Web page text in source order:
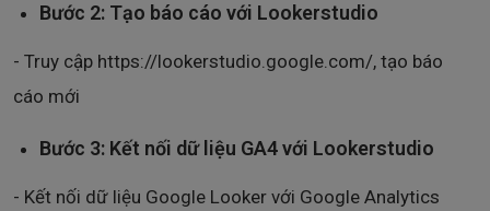
Bước 2: Tạo báo cáo với Lookerstudio
- Truy cập https://lookerstudio.google.com/, tạo báo
cáo mới
Bước 3: Kết nối dữ liệu GA4 với Lookerstudio
- Kết nối dữ liệu Google Looker với Google Analytics